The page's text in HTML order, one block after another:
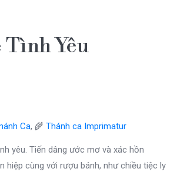
Yêu
Ca, 🌾 Thánh ca Imprimatur
yêu. Tiến dâng ước mơ và xác hồn
hiệp cùng với rượu bánh, như chiều tiệc ly